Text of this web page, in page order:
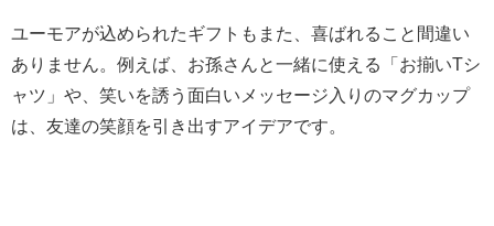
ユーモアが込められたギフトもまた、喜ばれること間違い
ありません。例えば、お孫さんと一緒に使える「お揃いTシ
ャツ」や、笑いを誘う面白いメッセージ入りのマグカップ
は、友達の笑顔を引き出すアイデアです。